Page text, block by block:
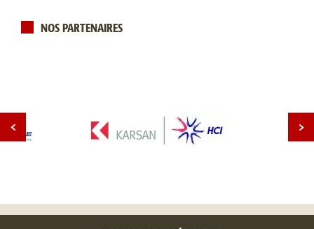
NOS PARTENAIRES